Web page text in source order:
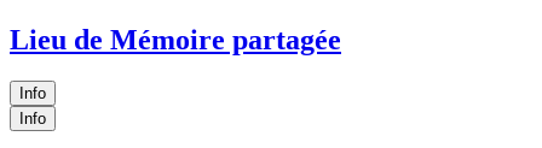
Lieu de Mémoire partagée
Info
Info